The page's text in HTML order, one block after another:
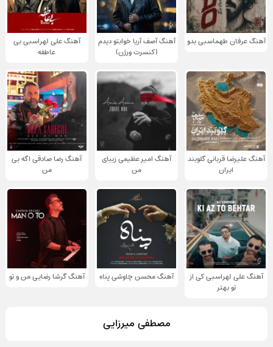
آهنگ عرفان طهماسبی بدو
آهنگ آصف آریا خوابتو دیدم
(کنسرت ورژن)
آهنگ علی لهراسبی بی
عاطفه
آهنگ علیرضا قربانی گلوبند
ایران
آهنگ امیر عظیمی زیبای
من
آهنگ رضا صادقی اگه بی
من
آهنگ علی لهراسبی کی از
تو ‌بهتر
آهنگ محسن چاوشی پناه آهنگ گرشا رضایی من و تو
مصطفی میرزایی